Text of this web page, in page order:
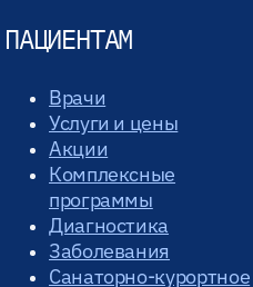
ПАЦИЕНТАМ
Врачи
Услуги и цены
Акции
Комплексные
программы
Диагностика
Заболевания
Санаторно-курортное